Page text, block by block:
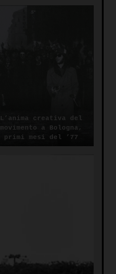
L’anima creativa del
movimento a Bologna,
primi mesi del ’77